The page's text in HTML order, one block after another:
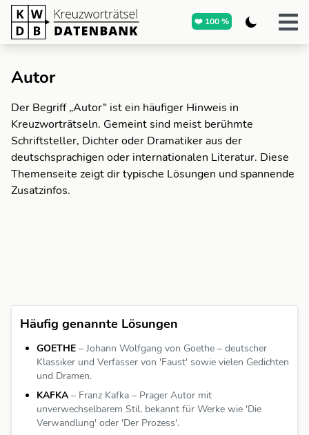
❤️ 100 %
Autor
Der Begriff „Autor“ ist ein häufiger Hinweis in
Kreuzworträtseln. Gemeint sind meist berühmte
Schriftsteller, Dichter oder Dramatiker aus der
deutschsprachigen oder internationalen Literatur. Diese
Themenseite zeigt dir typische Lösungen und spannende
Zusatzinfos.
Häufig genannte Lösungen
GOETHE – Johann Wolfgang von Goethe – deutscher
Klassiker und Verfasser von 'Faust' sowie vielen Gedichten
und Dramen.
KAFKA – Franz Kafka – Prager Autor mit
unverwechselbarem Stil, bekannt für Werke wie 'Die
Verwandlung' oder 'Der Prozess'.